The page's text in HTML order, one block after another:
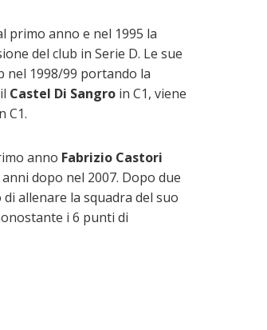
primo anno e nel 1995 la
del club in Serie D. Le sue
nel 1998/99 portando la
Castel Di Sangro in C1, viene
C1.
anno Fabrizio Castori
dopo nel 2007. Dopo due
allenare la squadra del suo
i 6 punti di